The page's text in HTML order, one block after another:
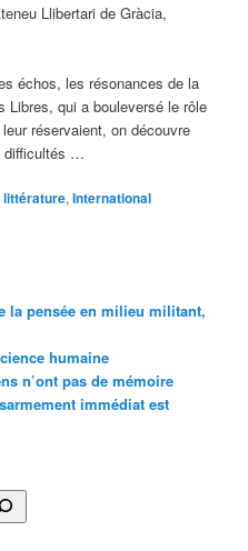
Llibertari de Gràcia,
échos, les résonances de la
Libres, qui a bouleversé le rôle
réservaient, on découvre
difficultés …
littérature,International
la pensée en milieu militant,
humaine
n’ont pas de mémoire
immédiat est